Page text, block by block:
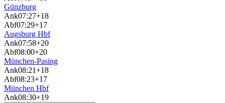
Günzburg
Ank07:27+18
Abf07:29+17
Augsburg Hbf
Ank07:58+20
Abf08:00+20
München-Pasing
Ank08:21+18
Abf08:23+17
München Hbf
Ank08:30+19